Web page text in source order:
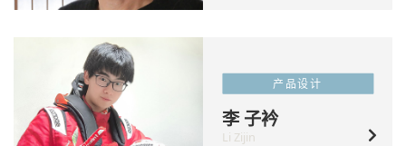
产品设计
李 子衿
Li Zijin